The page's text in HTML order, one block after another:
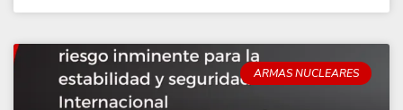
ARMAS NUCLEARES